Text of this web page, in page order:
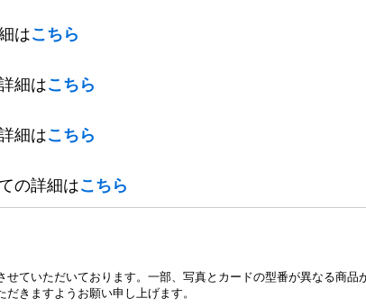
はこちら
細はこちら
細はこちら
の詳細はこちら
ていただいております。一部、写真とカードの型番が異なる商品
きますようお願い申し上げます。